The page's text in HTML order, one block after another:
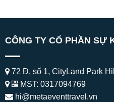
CÔNG TY CỔ PHẦN SỰ
72 Đ. số 1, CityLand Park
MST: 0317094769
hi@metaeventtravel.vn